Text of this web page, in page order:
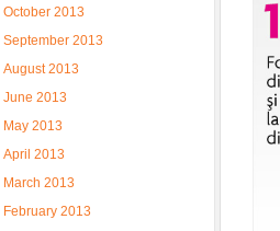
October 2013
September 2013
August 2013
June 2013
May 2013
April 2013
March 2013
February 2013